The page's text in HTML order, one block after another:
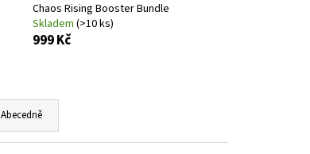
Chaos Rising Booster Bundle
Skladem (>10 ks)
999 Kč
Abecedně